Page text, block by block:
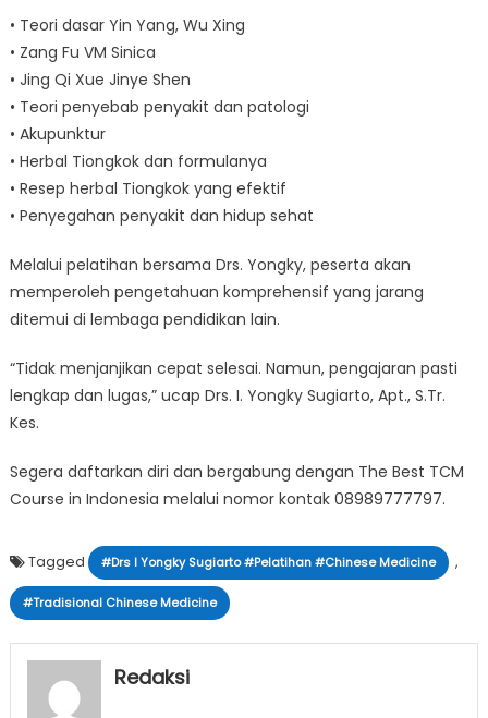
• Teori dasar Yin Yang, Wu Xing
• Zang Fu VM Sinica
• Jing Qi Xue Jinye Shen
• Teori penyebab penyakit dan patologi
• Akupunktur
• Herbal Tiongkok dan formulanya
• Resep herbal Tiongkok yang efektif
• Penyegahan penyakit dan hidup sehat
Melalui pelatihan bersama Drs. Yongky, peserta akan
memperoleh pengetahuan komprehensif yang jarang
ditemui di lembaga pendidikan lain.
“Tidak menjanjikan cepat selesai. Namun, pengajaran pasti
lengkap dan lugas,” ucap Drs. I. Yongky Sugiarto, Apt., S.Tr.
Kes.
Segera daftarkan diri dan bergabung dengan The Best TCM
Course in Indonesia melalui nomor kontak 08989777797.
Tagged #Drs I Yongky Sugiarto #Pelatihan #Chinese Medicine ,
#Tradisional Chinese Medicine
Redaksi